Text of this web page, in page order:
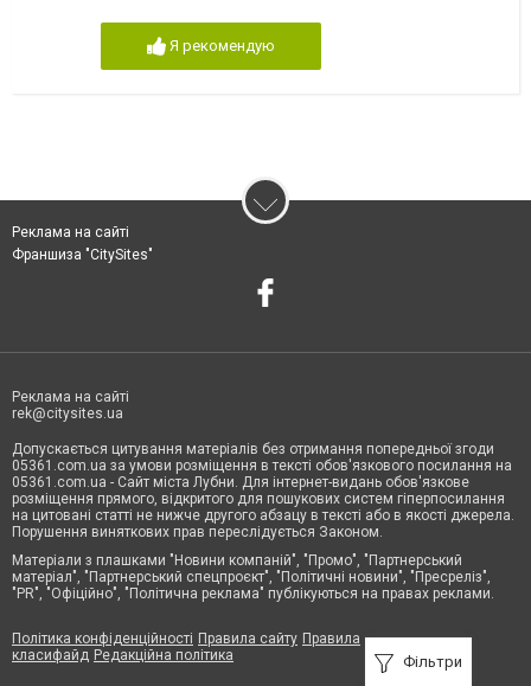
Я рекомендую
Фільтри
Реклама на сайті
Франшиза "CitySites"
Реклама на сайті
rek@citysites.ua
Допускається цитування матеріалів без отримання попередньої згоди
05361.com.ua за умови розміщення в тексті обов'язкового посилання на
05361.com.ua - Сайт міста Лубни. Для інтернет-видань обов'язкове
розміщення прямого, відкритого для пошукових систем гіперпосилання
на цитовані статті не нижче другого абзацу в тексті або в якості джерела.
Порушення виняткових прав переслідується Законом.
Матеріали з плашками "Новини компаній", "Промо", "Партнерський
матеріал", "Партнерський спецпроєкт", "Політичні новини", "Пресреліз",
"PR", "Офіційно", "Політична реклама" публікуються на правах реклами.
Політика конфіденційності Правила сайту Правила
класифайд Редакційна політика